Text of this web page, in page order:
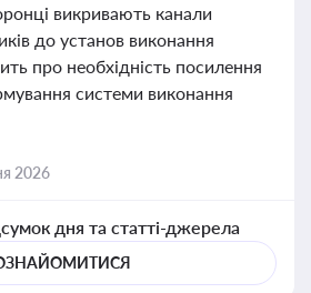
викривають канали
до установ виконання
про необхідність посилення
системи виконання
2026
дня та статті-джерела